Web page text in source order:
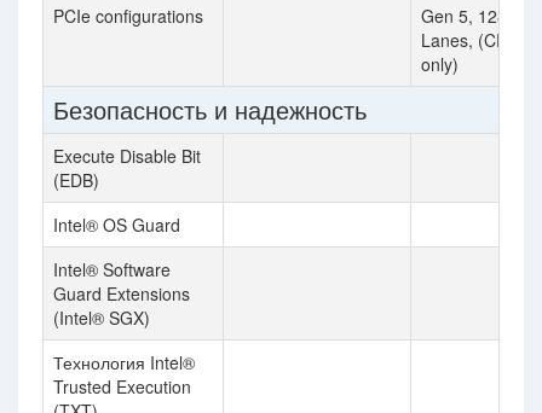
PCIe configurations
Gen 5, 128
Lanes, (CPU
only)
Безопасность и надежность
Execute Disable Bit
(EDB)
Intel® OS Guard
Intel® Software
Guard Extensions
(Intel® SGX)
Технология Intel®
Trusted Execution